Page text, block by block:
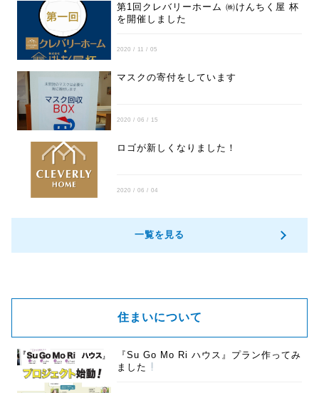
サイトを利用・閲覧した時点で変更後のプライバシーポ
リシーに同意したものとみなします。
第1回クレバリーホーム ㈱けんちく屋 杯
を開催しました
2020 / 11 / 05
マスクの寄付をしています
2020 / 06 / 15
ロゴが新しくなりました！
2020 / 06 / 04
一覧を見る
住まいについて
『Su Go Mo Ri ハウス』プラン作ってみ
ました